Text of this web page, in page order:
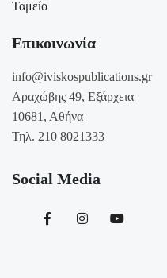
Ταμείο
Επικοινωνία
info@iviskospublications.gr
Αραχώβης 49, Εξάρχεια
10681, Αθήνα
Τηλ. 210 8021333
Social Media